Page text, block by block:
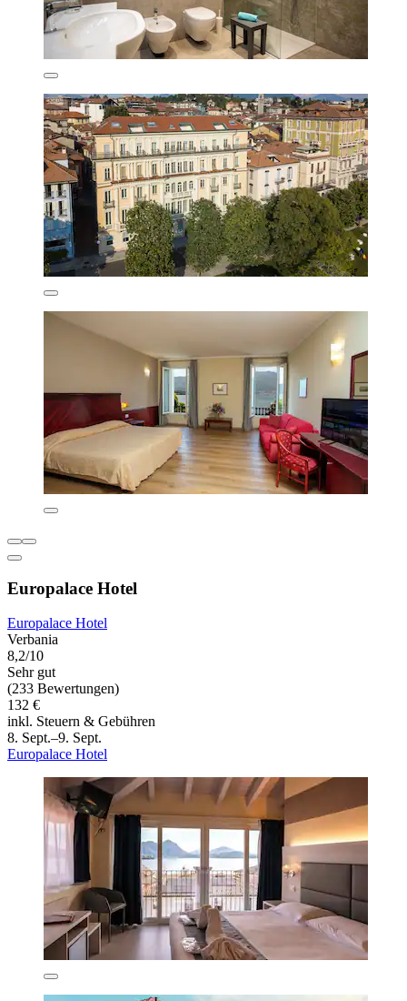
Europalace Hotel
Europalace Hotel
Verbania
8,2/10
Sehr gut
(233 Bewertungen)
132 €
inkl. Steuern & Gebühren
8. Sept.–9. Sept.
Europalace Hotel